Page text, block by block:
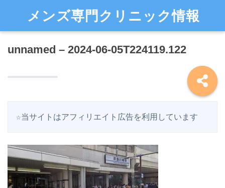
メンズ専門クリニック情報
unnamed – 2024-06-05T224119.122
☆当サイトはアフィリエイト広告を利用しています